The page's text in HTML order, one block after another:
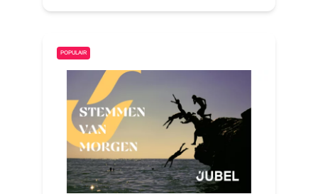
POPULAIR